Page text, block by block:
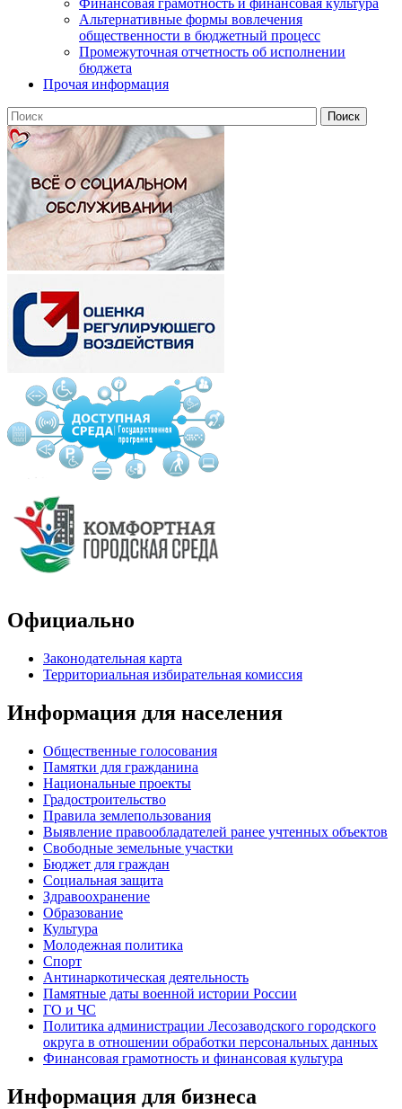
Финансовая грамотность и финансовая культура
Альтернативные формы вовлечения
общественности в бюджетный процесс
Промежуточная отчетность об исполнении
бюджета
Прочая информация
Официально
Законодательная карта
Территориальная избирательная комиссия
Информация для населения
Общественные голосования
Памятки для гражданина
Национальные проекты
Градостроительство
Правила землепользования
Выявление правообладателей ранее учтенных объектов
Свободные земельные участки
Бюджет для граждан
Социальная защита
Здравоохранение
Образование
Культура
Молодежная политика
Спорт
Антинаркотическая деятельность
Памятные даты военной истории России
ГО и ЧС
Политика администрации Лесозаводского городского
округа в отношении обработки персональных данных
Финансовая грамотность и финансовая культура
Информация для бизнеса